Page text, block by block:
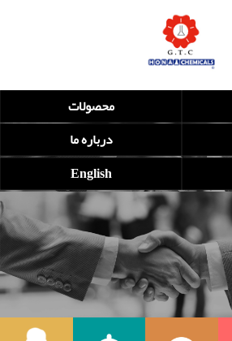
محصولات
درباره ما
English